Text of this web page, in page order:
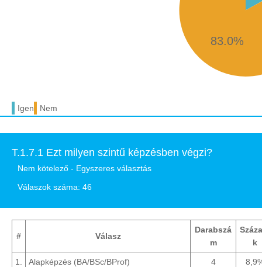
83.0%
Igen Nem
T.1.7.1 Ezt milyen szintű képzésben végzi?
Nem kötelező - Egyszeres választás
Válaszok száma: 46
# Válasz
Darabszá
m
k
1. Alapképzés (BA/BSc/BProf) 4